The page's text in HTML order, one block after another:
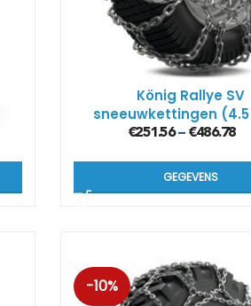
4×4
König Rallye SV
sneeuwkettingen
€251.56–€486.78
GEGEVENS
-10%